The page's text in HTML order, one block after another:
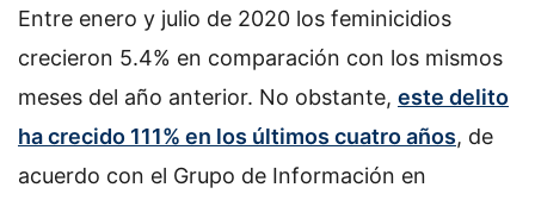
Entre enero y julio de 2020 los feminicidios
crecieron 5.4% en comparación con los mismos
meses del año anterior. No obstante, este delito
ha crecido 111% en los últimos cuatro años, de
acuerdo con el Grupo de Información en